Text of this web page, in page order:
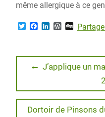
même allergique à ce
T
t
F
b
o
L
e
d
W
P
r
s
D
Navigation
l’article
Previous
J’applique un
Next
Dortoir de Pinsons